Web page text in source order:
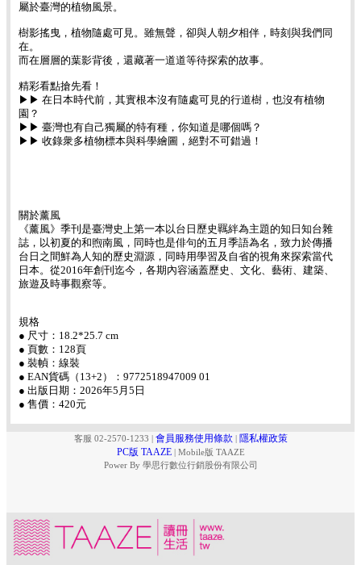
屬於臺灣的植物風景。
樹影搖曳，植物隨處可見。雖無聲，卻與人朝夕相伴，時刻與我們同
在。
而在層層的葉影背後，還藏著一道道等待探索的故事。
精彩看點搶先看！
▶▶ 在日本時代前，其實根本沒有隨處可見的行道樹，也沒有植物
園？
▶▶ 臺灣也有自己獨屬的特有種，你知道是哪個嗎？
▶▶ 收錄衆多植物標本與科學繪圖，絕對不可錯過！
關於薰風
《薰風》季刊是臺灣史上第一本以台日歷史羈絆為主題的知日知台雜
誌，以初夏的和煦南風，同時也是俳句的五月季語為名，致力於傳播
台日之間鮮為人知的歷史淵源，同時用學習及自省的視角來探索當代
日本。從2016年創刊迄今，各期內容涵蓋歷史、文化、藝術、建築、
旅遊及時事觀察等。
規格
● 尺寸：18.2*25.7 cm
● 頁數：128頁
● 裝幀：線裝
● EAN貨碼（13+2）：9772518947009 01
● 出版日期：2026年5月5日
● 售價：420元
客服 02-2570-1233 | 會員服務使用條款 | 隱私權政策
PC版 TAAZE | Mobile版 TAAZE
Power By 學思行數位行銷股份有限公司